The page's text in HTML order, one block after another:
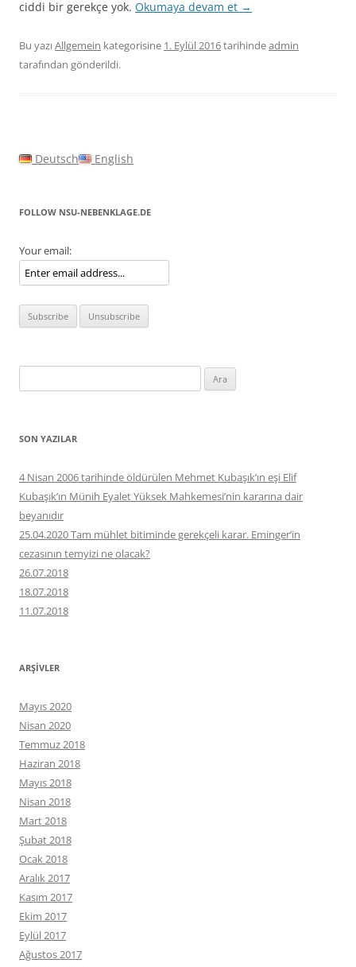
ciddi bir gerekçe yok. Okumaya devam et →
Bu yazıAllgemein kategorisine 1. Eylül 2016tarihindeadmin
tarafından gönderildi.
Deutsch English
FOLLOW NSU-NEBENKLAGE.DE
Your email:
SON YAZILAR
4 Nisan 2006 tarihinde öldürülen Mehmet Kubaşık’ın eşi Elif
Kubaşık’ın Münih Eyalet Yüksek Mahkemesi’nin kararına dair
beyanıdır
25.04.2020 Tam mühlet bitiminde gerekçeli karar. Eminger’in
cezasının temyizi ne olacak?
26.07.2018
18.07.2018
11.07.2018
ARŞIVLER
Mayıs 2020
Nisan 2020
Temmuz 2018
Haziran 2018
Mayıs 2018
Nisan 2018
Mart 2018
Şubat 2018
Ocak 2018
Aralık 2017
Kasım 2017
Ekim 2017
Eylül 2017
Ağustos 2017